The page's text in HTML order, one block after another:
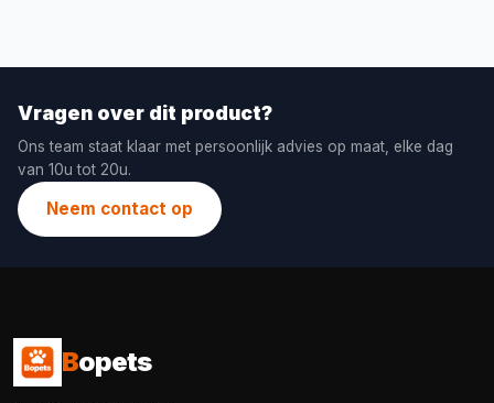
Vragen over dit product?
Ons team staat klaar met persoonlijk advies op maat, elke dag
van 10u tot 20u.
Neem contact op
Bopets